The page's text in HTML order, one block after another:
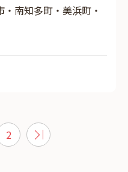
南知多町・美浜町・
2